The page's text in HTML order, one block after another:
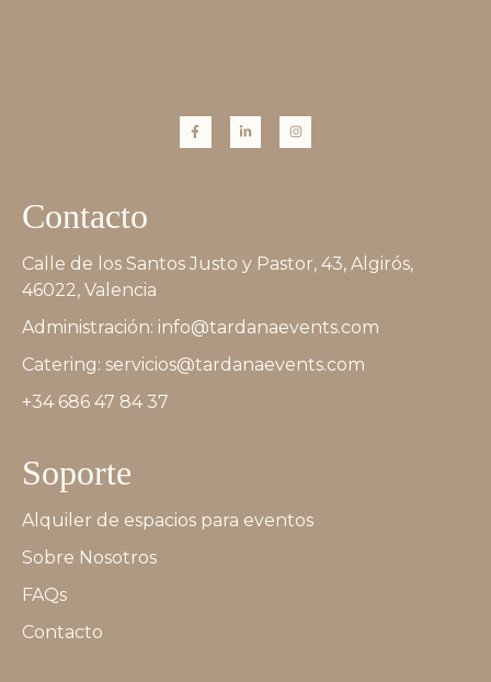
Contacto
Calle de los Santos Justo y Pastor, 43, Algirós,
46022, Valencia
Administración: info@tardanaevents.com
Catering: servicios@tardanaevents.com
+34 686 47 84 37
Soporte
Alquiler de espacios para eventos
Sobre Nosotros
FAQs
Contacto